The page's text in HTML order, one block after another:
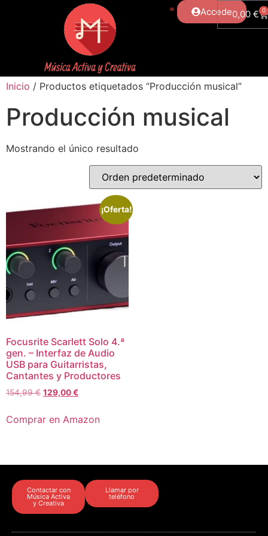
Accede0,00 € 0
Inicio / Productos etiquetados “Producción musical”
Producción musical
Mostrando el único resultado
¡Oferta!
Focusrite Scarlett Solo 4.ª
gen. – Interfaz de Audio
USB para Guitarristas,
Cantantes y Productores
154,99€ 129,00€
Comprar en Amazon
Contactar con
Música Activa
y Creativa
Llamar por
teléfono